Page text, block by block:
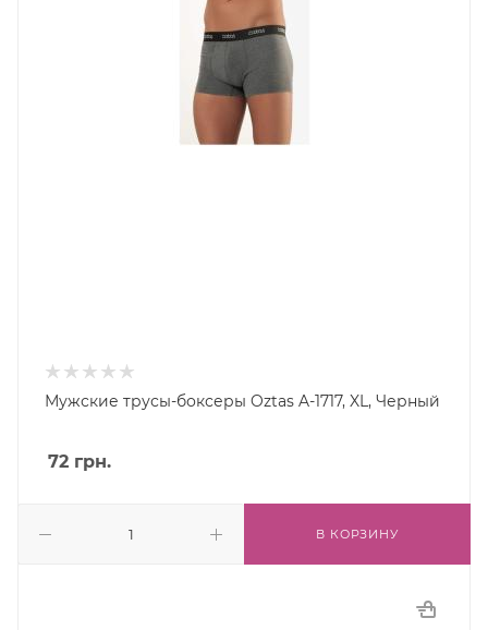
Мужские трусы-боксеры Oztas A-1717, XL, Черный
72 грн.
В КОРЗИНУ